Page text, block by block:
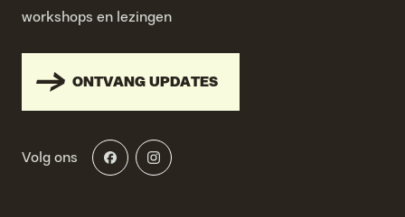
workshops en lezingen
ONTVANG UPDATES
Volg ons